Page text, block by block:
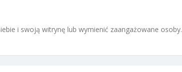
i swoją witrynę lub wymienić zaangażowane osoby.